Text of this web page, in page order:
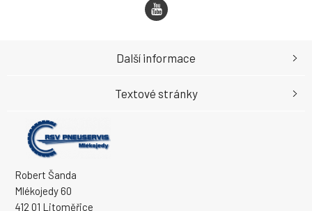
Robert Šanda
Mlékojedy 60
412 01 Litoměřice
Další informace
Textové stránky